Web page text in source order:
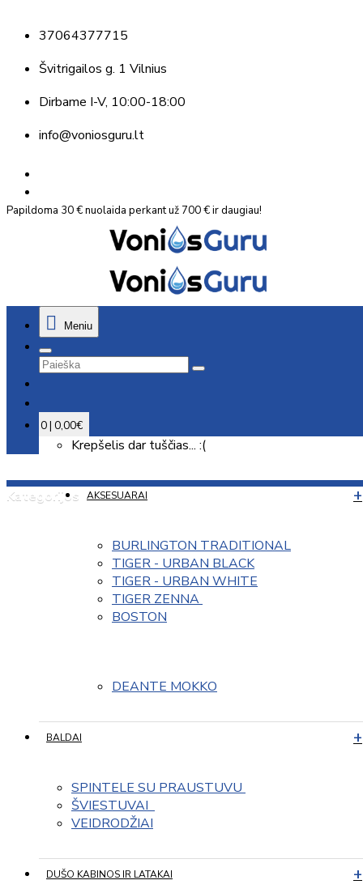
37064377715
Švitrigailos g. 1 Vilnius
Dirbame I-V, 10:00-18:00
info@voniosguru.lt
Papildoma 30 € nuolaida perkant už 700 € ir daugiau!
Meniu
0 | 0,00€
Krepšelis dar tuščias... :(
Kategorijos AKSESUARAI
BURLINGTON TRADITIONAL
TIGER - URBAN BLACK
TIGER - URBAN WHITE
TIGER ZENNA
BOSTON
DEANTE MOKKO
BALDAI
SPINTELE SU PRAUSTUVU
ŠVIESTUVAI
VEIDRODŽIAI
DUŠO KABINOS IR LATAKAI